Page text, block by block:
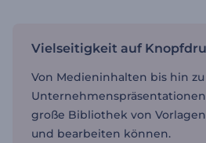
Vielseitigkeit auf
Von Medieninhalten bis hin zu
große Bibliothek von
und bearbeiten können.